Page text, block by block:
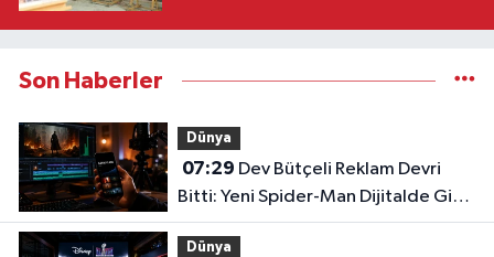
Son Haberler
Dünya
07:29
Bitti: Yeni Spider-Man Dijitalde Gişe
Rekorlarını Altüst Etti!
Dünya